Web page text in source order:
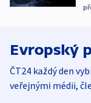
Evropský
ČT24 každý den
veřejnými médii,